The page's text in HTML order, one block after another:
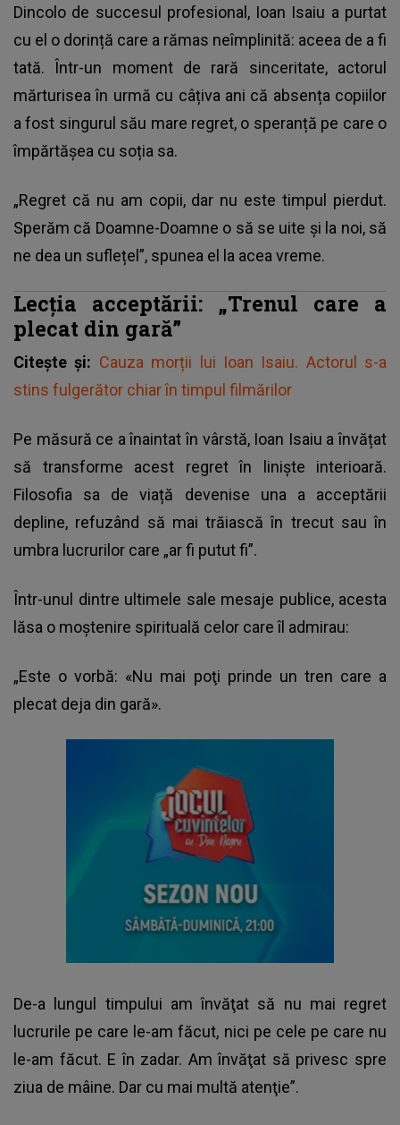
Dincolo de succesul profesional, Ioan Isaiu a purtat
cu el o dorință care a rămas neîmplinită: aceea de a fi
tată. Într-un moment de rară sinceritate, actorul
mărturisea în urmă cu câțiva ani că absența copiilor
a fost singurul său mare regret, o speranță pe care o
împărtășea cu soția sa.
„Regret că nu am copii, dar nu este timpul pierdut.
Sperăm că Doamne-Doamne o să se uite și la noi, să
ne dea un suflețel”, spunea el la acea vreme.
Lecția acceptării: „Trenul care a
plecat din gară”
Citește și: Cauza morții lui Ioan Isaiu. Actorul s-a
stins fulgerător chiar în timpul filmărilor
Pe măsură ce a înaintat în vârstă, Ioan Isaiu a învățat
să transforme acest regret în liniște interioară.
Filosofia sa de viață devenise una a acceptării
depline, refuzând să mai trăiască în trecut sau în
umbra lucrurilor care „ar fi putut fi”.
Într-unul dintre ultimele sale mesaje publice, acesta
lăsa o moștenire spirituală celor care îl admirau:
„Este o vorbă: «Nu mai poţi prinde un tren care a
plecat deja din gară».
De-a lungul timpului am învăţat să nu mai regret
lucrurile pe care le-am făcut, nici pe cele pe care nu
le-am făcut. E în zadar. Am învăţat să privesc spre
ziua de mâine. Dar cu mai multă atenţie”.